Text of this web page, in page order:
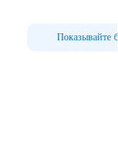
Показывайте